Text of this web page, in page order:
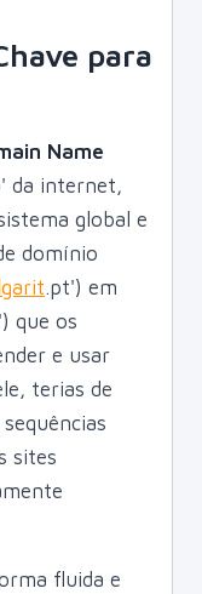
para
Name
da internet,
global e
domínio
.pt') em
que os
e usar
terias de
sites
fluida e